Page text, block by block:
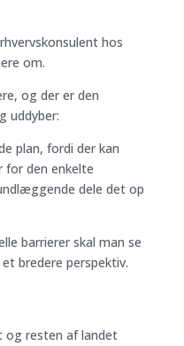
hos
om.
og der er den
uddyber:
plan, fordi der kan
den enkelte
dele det op
barrierer skal man se
bredere perspektiv.
og resten af landet